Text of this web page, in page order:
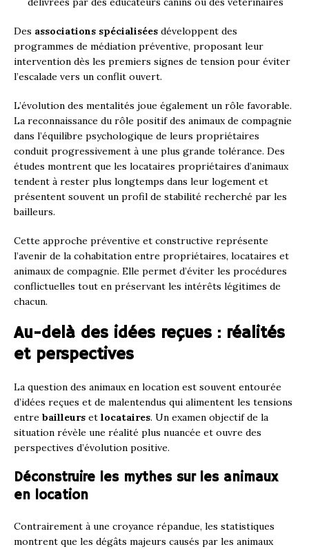
Des associations spécialisées développent des
programmes de médiation préventive, proposant leur
intervention dès les premiers signes de tension pour éviter
l’escalade vers un conflit ouvert.
L’évolution des mentalités joue également un rôle favorable.
La reconnaissance du rôle positif des animaux de compagnie
dans l’équilibre psychologique de leurs propriétaires
conduit progressivement à une plus grande tolérance. Des
études montrent que les locataires propriétaires d’animaux
tendent à rester plus longtemps dans leur logement et
présentent souvent un profil de stabilité recherché par les
bailleurs.
Cette approche préventive et constructive représente
l’avenir de la cohabitation entre propriétaires, locataires et
animaux de compagnie. Elle permet d’éviter les procédures
conflictuelles tout en préservant les intérêts légitimes de
chacun.
Au-delà des idées reçues : réalités
et perspectives
La question des animaux en location est souvent entourée
d’idées reçues et de malentendus qui alimentent les tensions
entre bailleurs et locataires. Un examen objectif de la
situation révèle une réalité plus nuancée et ouvre des
perspectives d’évolution positive.
Déconstruire les mythes sur les animaux
en location
Contrairement à une croyance répandue, les statistiques
montrent que les dégâts majeurs causés par les animaux